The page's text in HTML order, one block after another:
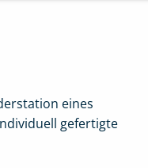
eines
gefertigte